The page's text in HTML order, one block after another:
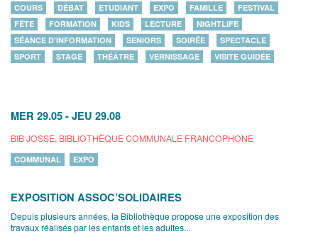
COURS
DÉBAT ETUDIANT EXPO FAMILLE
FESTIVAL
FÊTE
FORMATION KIDS LECTURE
NIGHTLIFE
SÉANCE D'INFORMATION
SENIORS SOIRÉE
SPECTACLE
SPORT
STAGE THÉÂTRE VERNISSAGE VISITE GUIDÉE
MER 29.05 - JEU 29.08
BIB JOSSE, BIBLIOTHÈQUE COMMUNALE FRANCOPHONE
COMMUNAL EXPO
EXPOSITION ASSOC’SOLIDAIRES
Depuis plusieurs années, la Bibliothèque propose une exposition des
travaux réalisés par les enfants et les adultes...